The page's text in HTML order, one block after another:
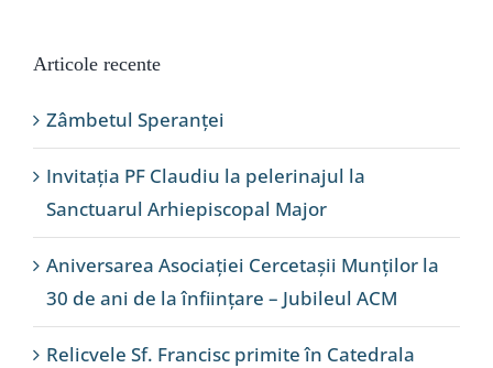
Articole recente
Zâmbetul Speranței
Invitația PF Claudiu la pelerinajul la
Sanctuarul Arhiepiscopal Major
Aniversarea Asociației Cercetașii Munților la
30 de ani de la înființare – Jubileul ACM
Relicvele Sf. Francisc primite în Catedrala